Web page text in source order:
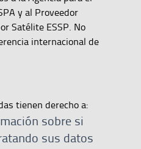
y al Proveedor
Satélite ESSP. No
internacional de
tienen derecho a:
sobre si
sus datos